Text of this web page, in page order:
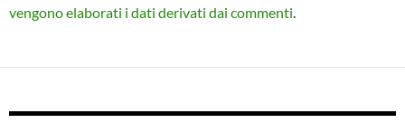
vengono elaborati i dati derivati dai commenti